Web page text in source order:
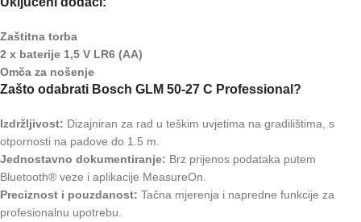
Zaštitna torba
2 x baterije 1,5 V LR6 (AA)
Omča za nošenje
Zašto odabrati Bosch GLM 50-27 C Professional?
Izdržljivost: Dizajniran za rad u teškim uvjetima na gradilištima, s
otpornosti na padove do 1.5 m.
Jednostavno dokumentiranje: Brz prijenos podataka putem
Bluetooth® veze i aplikacije MeasureOn.
Preciznost i pouzdanost: Tačna mjerenja i napredne funkcije za
profesionalnu upotrebu.